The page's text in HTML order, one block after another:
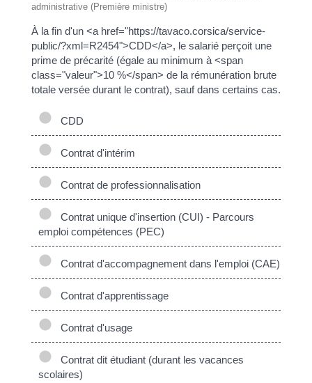
administrative (Première ministre)
À la fin d'un <a href="https://tavaco.corsica/service-
public/?xml=R2454">CDD</a>, le salarié perçoit une
prime de précarité (égale au minimum à <span
class="valeur">10 %</span> de la rémunération brute
totale versée durant le contrat), sauf dans certains cas.
CDD
Contrat d'intérim
Contrat de professionnalisation
Contrat unique d'insertion (CUI) - Parcours
emploi compétences (PEC)
Contrat d'accompagnement dans l'emploi (CAE)
Contrat d'apprentissage
Contrat d'usage
Contrat dit étudiant (durant les vacances
scolaires)